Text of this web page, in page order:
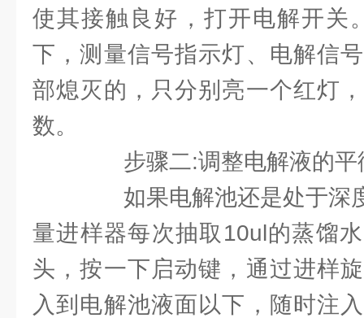
使其接触良好，打开电解开关
下，测量信号指示灯、电解信
部熄灭的，只分别亮一个红灯
数。
步骤二:调整电解液的平
如果电解池还是处于深
量进样器每次抽取10ul的蒸馏
头，按一下启动键，通过进样
入到电解池液面以下，随时注